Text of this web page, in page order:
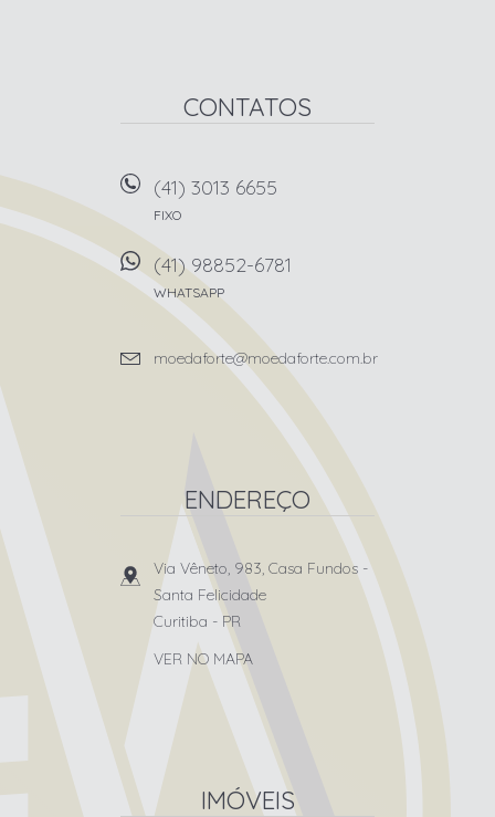
CONTATOS
(41) 3013 6655
FIXO
(41) 98852-6781
WHATSAPP
moedaforte@moedaforte.com.br
ENDEREÇO
Via Vêneto, 983, Casa Fundos -
Santa Felicidade
Curitiba - PR
VER NO MAPA
IMÓVEIS